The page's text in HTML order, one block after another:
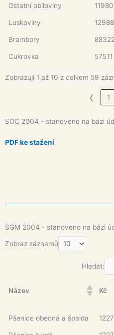
Ostatní obiloviny 11980
Luskoviny 12988
Brambory 88322
Cukrovka 57511
Zobrazuji 1 až 10 z celkem 59
❮ 1
SOC 2004 - stanoveno na bázi
PDF ke stažení
SGM 2004 - stanoveno na bázi
Zobraz záznamů
Hledat:
Název Kč
Pšenice obecná a špalda